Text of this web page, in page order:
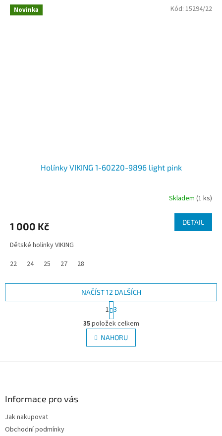
Novinka
Holínky VIKING 1-60220-9896 light pink
Skladem (1 ks)
1 000 Kč DETAIL
Dětské holinky VIKING
22
24 25 27 28
Kód: 15294/22
O
v
l
á
NAČÍST 12 DALŠÍCH
S
t
r
á
n
k
v
1 3
35položek celkem
NAHORU
Informace pro vás
Jak nakupovat
Obchodní podmínky